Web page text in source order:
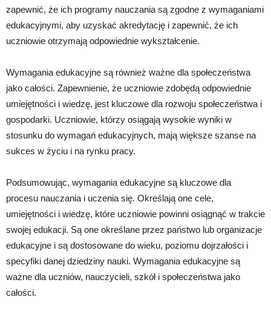
zapewnić, że ich programy nauczania są zgodne z wymaganiami
edukacyjnymi, aby uzyskać akredytację i zapewnić, że ich
uczniowie otrzymają odpowiednie wykształcenie.
Wymagania edukacyjne są również ważne dla społeczeństwa
jako całości. Zapewnienie, że uczniowie zdobędą odpowiednie
umiejętności i wiedzę, jest kluczowe dla rozwoju społeczeństwa i
gospodarki. Uczniowie, którzy osiągają wysokie wyniki w
stosunku do wymagań edukacyjnych, mają większe szanse na
sukces w życiu i na rynku pracy.
Podsumowując, wymagania edukacyjne są kluczowe dla
procesu nauczania i uczenia się. Określają one cele,
umiejętności i wiedzę, które uczniowie powinni osiągnąć w trakcie
swojej edukacji. Są one określane przez państwo lub organizacje
edukacyjne i są dostosowane do wieku, poziomu dojrzałości i
specyfiki danej dziedziny nauki. Wymagania edukacyjne są
ważne dla uczniów, nauczycieli, szkół i społeczeństwa jako
całości.